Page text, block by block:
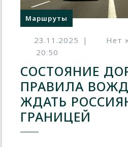
Маршруты
23.11.2025 | Нет
20:50
СОСТОЯНИЕ
ПРАВИЛА
ЖДАТЬ
ГРАНИЦЕЙ